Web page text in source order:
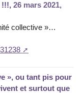
!!!, 26 mars 2021,
collective »…
», ou tant pis pour
et surtout que